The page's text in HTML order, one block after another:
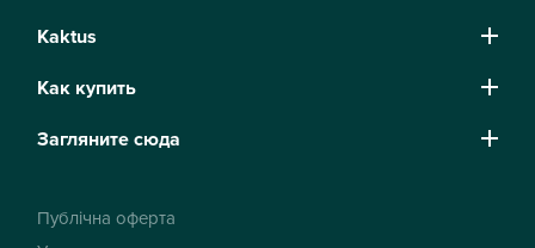
Kaktus
Как купить
Загляните сюда
Публічна оферта